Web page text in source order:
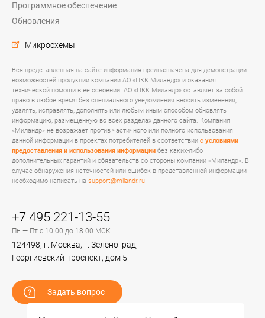
Программное обеспечение
Обновления
Микросхемы
Вся представленная на сайте информация предназначена для демонстрации
возможностей продукции компании АО «ПКК Миландр» и оказания
технической помощи в ее освоении. АО «ПКК Миландр» оставляет за собой
право в любое время без специального уведомления вносить изменения,
удалять, исправлять, дополнять или любым иным способом обновлять
информацию, размещенную во всех разделах данного сайта. Компания
«Миландр» не возражает против частичного или полного использования
данной информации в проектах потребителей в соответствии с условиями
предоставления и использования информации без каких-либо
дополнительных гарантий и обязательств со стороны компании «Миландр». В
случае обнаружения неточностей или ошибок в представленной информации
необходимо написать на support@milandr.ru
+7 495 221-13-55
Пн — Пт с 10:00 до 18:00 МСК
124498, г. Москва, г. Зеленоград,
Георгиевский проспект, дом 5
Задать вопрос